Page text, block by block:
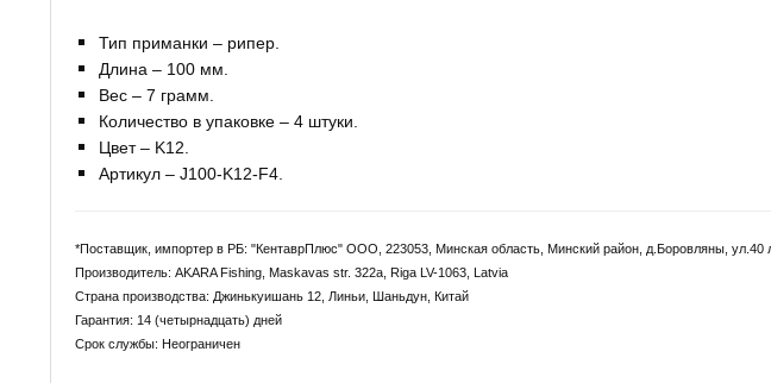
Тип приманки – рипер.
Длина – 100 мм.
Вес – 7 грамм.
Количество в упаковке – 4 штуки.
Цвет – K12.
Артикул – J100-K12-F4.
*Поставщик, импортер в РБ: "КентаврПлюс" ООО, 223053, Минская область, Минский район, д.Боровляны, ул.40
Производитель: AKARA Fishing, Maskavas str. 322a, Riga LV-1063, Latvia
Страна производства: Джинькуишань 12, Линьи, Шаньдун, Китай
Гарантия: 14 (четырнадцать) дней
Срок службы: Неограничен